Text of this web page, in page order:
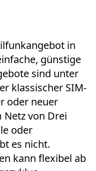
in
günstige
sind unter
klassischer SIM-
oder neuer
von Drei
oder
es nicht.
kann flexibel ab